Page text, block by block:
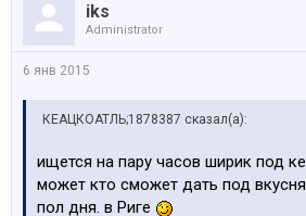
iks
Administrator
6 янв 2015
КЕАЦКОАТЛЬ;1878387 сказал(а):
ищется на пару часов ширик под
может кто сможет дать под
пол дня. в Риге